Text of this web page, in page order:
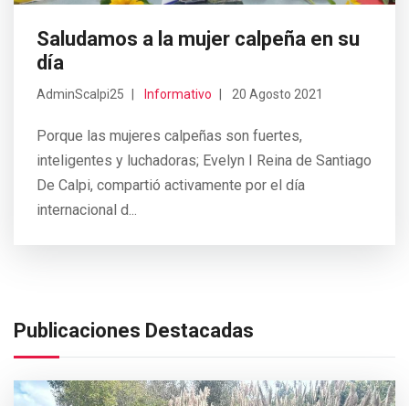
Publicaciones Destacadas
Saludamos a la mujer calpeña en su
día
AdminScalpi25 Informativo 20 Agosto 2021
Porque las mujeres calpeñas son fuertes,
inteligentes y luchadoras; Evelyn I Reina de Santiago
De Calpi, compartió activamente por el día
internacional d...